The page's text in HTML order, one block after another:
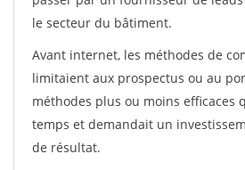
le secteur du bâtiment.
Avant internet, les méthodes de
limitaient aux prospectus ou au
méthodes plus ou moins efficaces
temps et demandait un
de résultat.